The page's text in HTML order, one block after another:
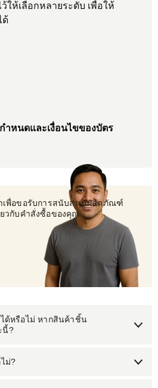
ห้เลือกหลายระดับ เพื่อให้
ด้
ำหนดและเงื่อนไขของบัตร
เพื่อขอรับการสนับสนุนผลิตภัณฑ์
วกับคำสั่งซื้อของคุณ
ด้หรือไม่ หากสินค้าชิ้น
นี้?
ม่?